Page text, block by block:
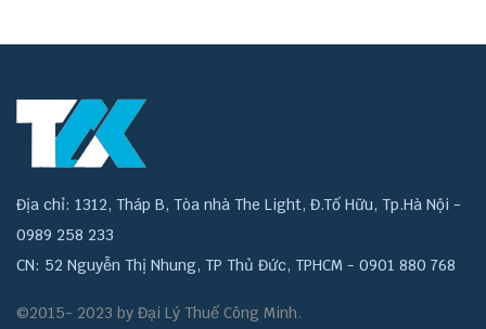
Địa chỉ: 1312, Tháp B, Tòa nhà The Light, Đ.Tố Hữu, Tp.Hà Nội -
0989 258 233
CN: 52 Nguyễn Thị Nhung, TP Thủ Đức, TPHCM - 0901 880 768
©2015- 2023 by Đại Lý Thuế Công Minh.